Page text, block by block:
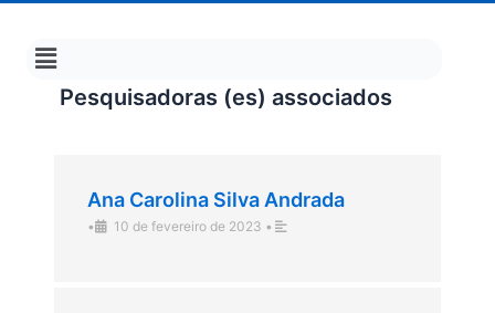
Menu
Pesquisadoras (es) associados
Ana Carolina Silva Andrada
• 10 de fevereiro de 2023 •